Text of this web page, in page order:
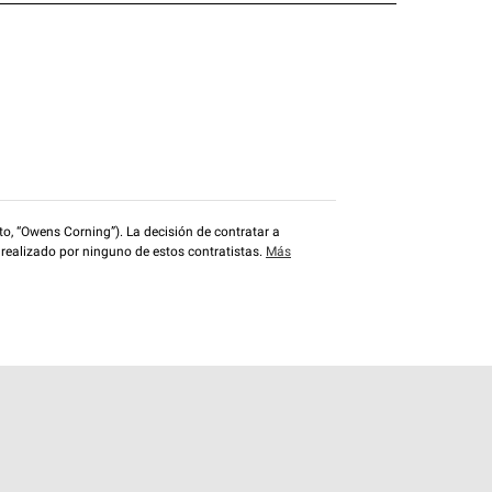
“Owens Corning”). La decisión de contratar a
por ninguno de estos contratistas. Más